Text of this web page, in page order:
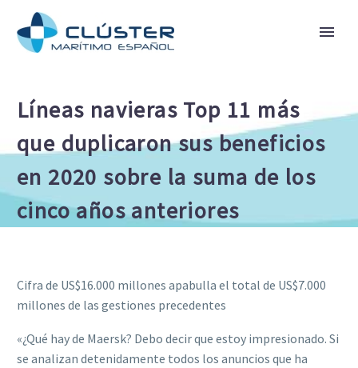
Líneas navieras Top 11 más
que duplicaron sus beneficios
en 2020 sobre la suma de los
cinco años anteriores
Cifra de US$16.000 millones apabulla el total de US$7.000
millones de las gestiones precedentes
«¿Qué hay de Maersk? Debo decir que estoy impresionado. Si
se analizan detenidamente todos los anuncios que ha